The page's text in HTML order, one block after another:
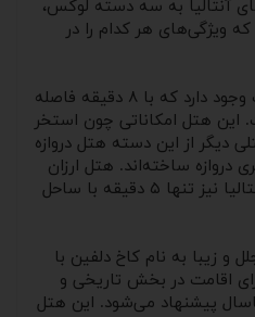
آنتالیا به سه دسته لوکس،
ویژگی‌های هر کدام را در
در آنتالیا هتلی به نام فرانکفورت وجود دارد که با ۸ دقیقه فاصله
این هتل امکاناتی چون استخر
دیگر از این دسته هتل دروازه
است که آن را در ۱۰۰ متری دروازه ساخته‌اند. هتل ارزان
Bacchus Pension واقع در مرکز آنتالیا نیز تنها ۵ دقیقه با ساحل
و زیبا به نام کاخ دلفین با
اقامت در بخش تاریخی و
پیشنهاد می‌شود. این هتل